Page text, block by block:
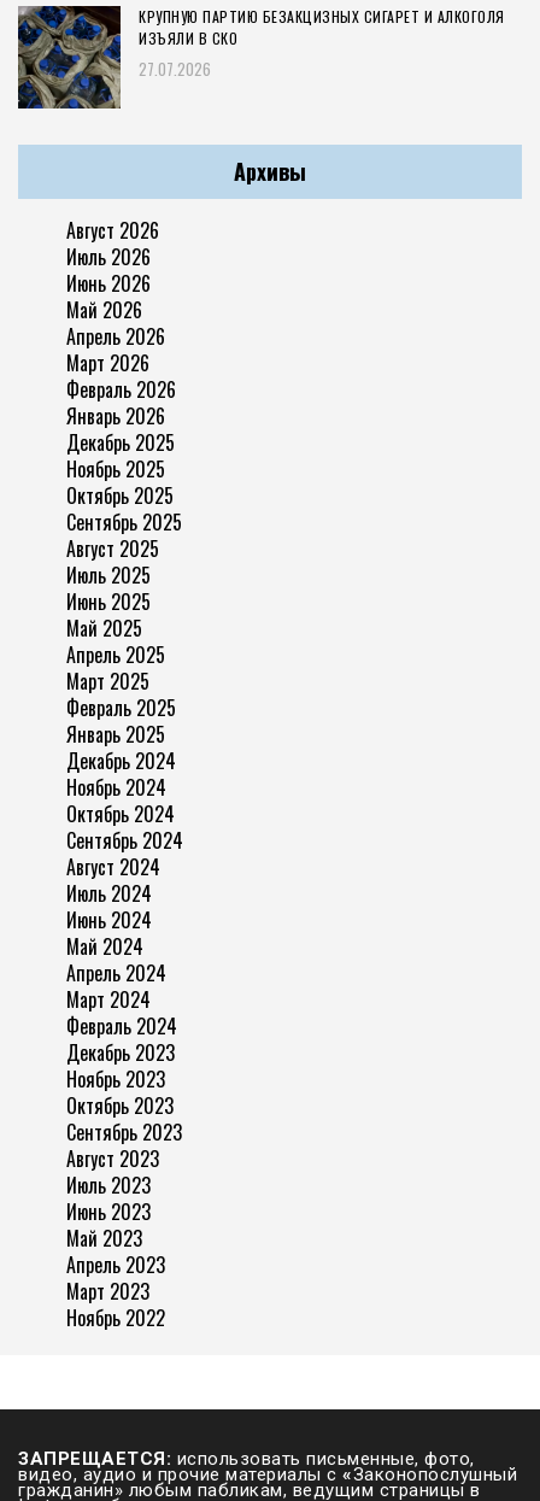
КРУПНУЮ ПАРТИЮ БЕЗАКЦИЗНЫХ СИГАРЕТ И АЛКОГОЛЯ
ИЗЪЯЛИ В СКО
27.07.2026
Архивы
Август 2026
Июль 2026
Июнь 2026
Май 2026
Апрель 2026
Март 2026
Февраль 2026
Январь 2026
Декабрь 2025
Ноябрь 2025
Октябрь 2025
Сентябрь 2025
Август 2025
Июль 2025
Июнь 2025
Май 2025
Апрель 2025
Март 2025
Февраль 2025
Январь 2025
Декабрь 2024
Ноябрь 2024
Октябрь 2024
Сентябрь 2024
Август 2024
Июль 2024
Июнь 2024
Май 2024
Апрель 2024
Март 2024
Февраль 2024
Декабрь 2023
Ноябрь 2023
Октябрь 2023
Сентябрь 2023
Август 2023
Июль 2023
Июнь 2023
Май 2023
Апрель 2023
Март 2023
Ноябрь 2022
ЗАПРЕЩАЕТСЯ: использовать письменные, фото,
видео, аудио и прочие материалы с «Законопослушный
гражданин» любым пабликам, ведущим страницы в